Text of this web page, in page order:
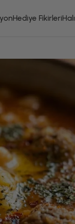
Hediye FikirleriHalı